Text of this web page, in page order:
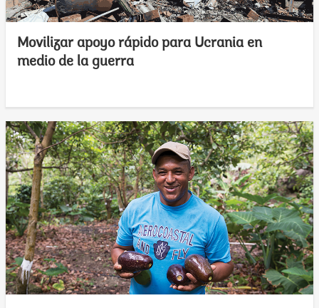
Movilizar apoyo rápido para Ucrania en
medio de la guerra